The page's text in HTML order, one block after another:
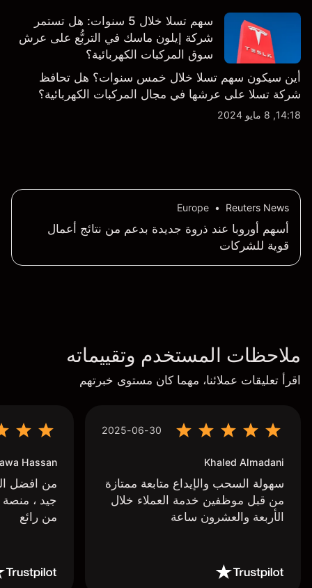
سهم تسلا خلال 5 سنوات: هل تستمر
شركة إيلون ماسك في التربُّع على عرش
سوق المركبات الكهربائية؟
أين سيكون سهم تسلا خلال خمس سنوات؟ هل تحافظ
شركة تسلا على عرشها في مجال المركبات الكهربائية؟
14:18, 8 مايو 2024
Reuters News
•
Europe
أسهم أوروبا عند ذروة جديدة بدعم من نتائج أعمال
قوية للشركات
ملاحظات المستخدم وتقييماته
اقرأ تعليقات عملائنا، مهما كان مستوى خبرتهم
2025-06-30
Khaled Almadani
سهولة السحب والإيداع متابعة ممتازة
من قبل موظفين خدمة العملاء خلال
الأربعة والعشرون ساعة
Hassan
من افضل
جيد ،
من رائع